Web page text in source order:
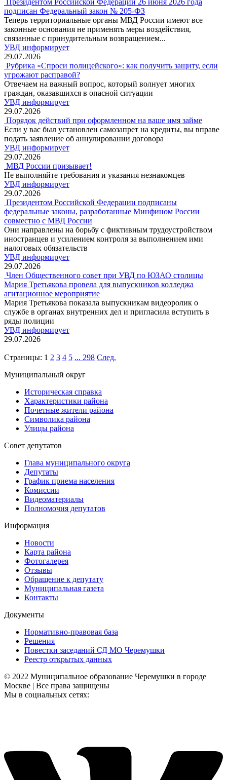
Президентом Российской Федерации 26 июня 2026 года
подписан Федеральный закон № 205-ФЗ
Теперь территориальные органы МВД России имеют все
законные основания не применять меры воздействия,
связанные с принудительным возвращением...
УВД информирует
29.07.2026
Рубрика «Спроси полицейского»: как получить защиту, если
угрожают расправой?
Отвечаем на важный вопрос, который волнует многих
граждан, оказавшихся в опасной ситуации
УВД информирует
29.07.2026
Порядок действий при оформленном на ваше имя займе
Если у вас был установлен самозапрет на кредиты, вы вправе
подать заявление об аннулировании договора
УВД информирует
29.07.2026
МВД России призывает!
Не выполняйте требования и указания незнакомцев
УВД информирует
29.07.2026
Президентом Российской Федерации подписаны
федеральные законы, разработанные Минфином России
совместно с МВД России
Они направлены на борьбу с фиктивным трудоустройством
иностранцев и усилением контроля за выполнением ими
налоговых обязательств
УВД информирует
29.07.2026
Член Общественного совет при УВД по ЮЗАО столицы
Мария Третьякова провела для выпускников колледжа
агитационное мероприятие
Мария Третьякова показала выпускникам видеоролик о
службе в органах внутренних дел и пригласила вступить в
ряды полиции
УВД информирует
29.07.2026
Страницы: 1 2 3 4 5 ... 298 След.
Муниципальный округ
Историческая справка
Характеристики района
Почетные жители района
Символика района
Улицы района
Совет депутатов
Глава муниципального округа
Депутаты
График приема населения
Комиссии
Видеоматериалы
Полномочия депутатов
Информация
Новости
Карта района
Фотогалерея
Отзывы
Обращение к депутату
Муниципальная газета
Контакты
Документы
Нормативно-правовая база
Решения
Повестки заседаний СД МО Черемушки
Реестр открытых данных
© 2022 Муниципальное образование Черемушки в городе
Москве | Все права защищены
Мы в социальных сетях: